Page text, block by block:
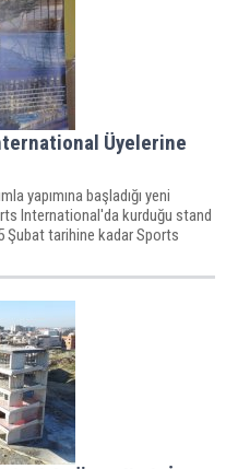
Üyelerine
yapımına başladığı yeni
International'da kurduğu stand
Şubat tarihine kadar Sports